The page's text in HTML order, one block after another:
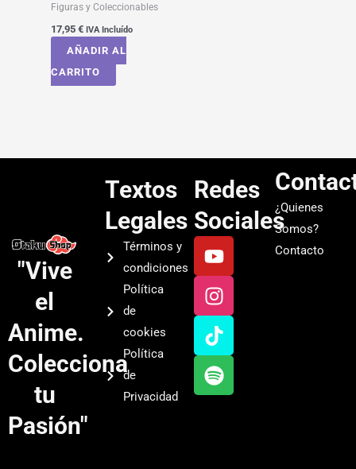
Figuras y Coleccionables
17,95 € IVA Incluído
AÑADIR AL
CARRITO
"Vive
el
Anime.
Colecciona
tu
Pasión"
Textos
Legales
Términos y
condiciones
Política
de
cookies
Política
de
Privacidad
Redes
Sociales
Y
o
u
t
u
b
e
I
n
s
t
a
g
r
a
T
i
k
t
o
k
S
p
o
t
i
f
y
¿Quienes
Somos?
Contacto